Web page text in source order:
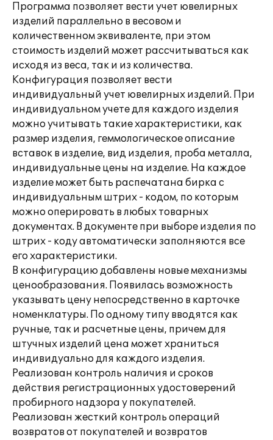
Программа позволяет вести учет ювелирных
изделий параллельно в весовом и
количественном эквиваленте, при этом
стоимость изделий может рассчитываться как
исходя из веса, так и из количества.
Конфигурация позволяет вести
индивидуальный учет ювелирных изделий. При
индивидуальном учете для каждого изделия
можно учитывать такие характеристики, как
размер изделия, геммологическое описание
вставок в изделие, вид изделия, проба металла,
индивидуальные цены на изделие. На каждое
изделие может быть распечатана бирка с
индивидуальным штрих - кодом, по которым
можно оперировать в любых товарных
документах. В документе при выборе изделия по
штрих - коду автоматически заполняются все
его характеристики.
В конфигурацию добавлены новые механизмы
ценообразования. Появилась возможность
указывать цену непосредственно в карточке
номенклатуры. По одному типу вводятся как
ручные, так и расчетные цены, причем для
штучных изделий цена может храниться
индивидуально для каждого изделия.
Реализован контроль наличия и сроков
действия регистрационных удостоверений
пробирного надзора у покупателей.
Реализован жесткий контроль операций
возвратов от покупателей и возвратов